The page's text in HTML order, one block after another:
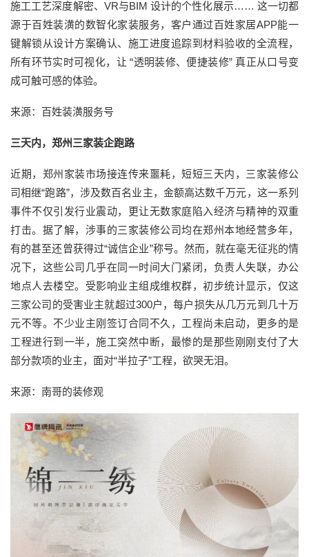
施工工艺深度解密、VR与BIM 设计的个性化展示…… 这一切都
源于百姓装潢的数智化家装服务，客户通过百姓家居APP能一
键解锁从设计方案确认、施工进度追踪到材料验收的全流程，
所有环节实时可视化，让 “透明装修、便捷装修” 真正从口号变
成可触可感的体验。
来源：百姓装潢服务号
三天内，郑州三家装企跑路
近期，郑州家装市场接连传来噩耗，短短三天内，三家装修公
司相继“跑路”，涉及数百名业主，金额高达数千万元，这一系列
事件不仅引发行业震动，更让无数家庭陷入经济与精神的双重
打击。据了解，涉事的三家装修公司均在郑州本地经营多年，
有的甚至还曾获得过“诚信企业”称号。然而，就在毫无征兆的情
况下，这些公司几乎在同一时间大门紧闭，负责人失联，办公
地点人去楼空。受影响业主组成维权群，初步统计显示，仅这
三家公司的受害业主就超过300户，每户损失从几万元到几十万
元不等。不少业主刚签订合同不久，工程尚未启动，更多的是
工程进行到一半，施工突然中断，最惨的是那些刚刚支付了大
部分款项的业主，面对“半拉子”工程，欲哭无泪。
来源：南哥的装修观